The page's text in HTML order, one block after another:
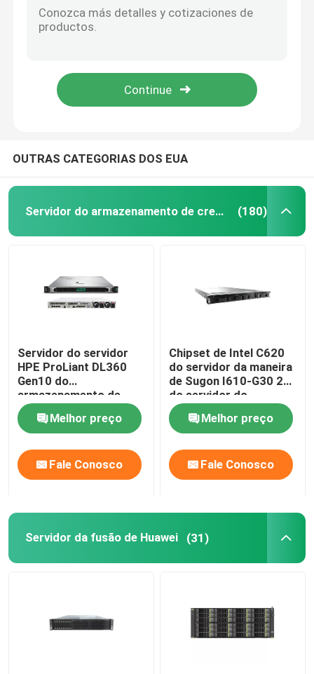
Servidor da fusão de Huawei
Dell Poweredge Server
Dispositivo de WLAN
Disco rígido HDD
SSD interno do disco rígido
Cartão gráfico de Geforce
Processador do processador central de INTEL
Memória RAM do servidor
Interruptor de canal da fibra
OUTRAS CATEGORIAS DOS EUA
Servidor do armazenamento de cremalheira (180)
Servidor do servidor
HPE ProLiant DL360
Gen10 do
armazenamento de
cremalheira de
P19765-B21 P19766-
B21
Melhor preço
Fale Conosco
Chipset de Intel C620
do servidor da maneira
de Sugon I610-G30 2
do servidor do
armazenamento de
cremalheira de 3TB 1U
Melhor preço
Fale Conosco
Servidor da fusão de Huawei (31)